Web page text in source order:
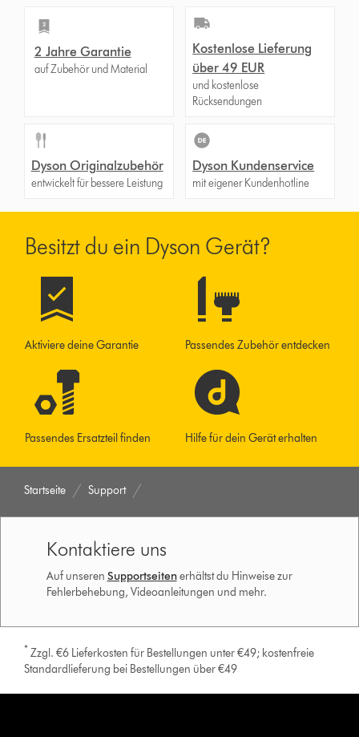
2 Jahre Garantie
auf Zubehör und Material
Kostenlose Lieferung
über 49 EUR
und kostenlose
Rücksendungen
Dyson Originalzubehör
entwickelt für bessere Leistung
Dyson Kundenservice
mit eigener Kundenhotline
Besitzt du ein Dyson Gerät?
Aktiviere deine Garantie Passendes Zubehör entdecken
Passendes Ersatzteil finden Hilfe für dein Gerät erhalten
Startseite Support
Kontaktiere uns
Auf unseren Supportseiten erhältst du Hinweise zur
Fehlerbehebung, Videoanleitungen und mehr.
* Zzgl. €6 Lieferkosten für Bestellungen unter €49; kostenfreie
Standardlieferung bei Bestellungen über €49